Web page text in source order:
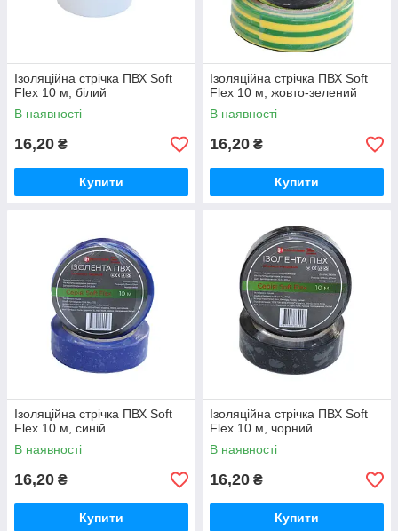
Ізоляційна стрічка ПВХ Soft
Flex 10 м, білий
В наявності
16,20 ₴
Купити
Ізоляційна стрічка ПВХ Soft
Flex 10 м, жовто-зелений
В наявності
16,20 ₴
Купити
Ізоляційна стрічка ПВХ Soft
Flex 10 м, синій
В наявності
16,20 ₴
Купити
Ізоляційна стрічка ПВХ Soft
Flex 10 м, чорний
В наявності
16,20 ₴
Купити